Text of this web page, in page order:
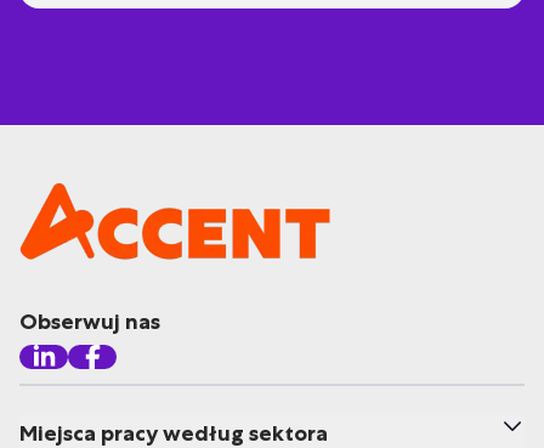
Obserwuj nas
Miejsca pracy według sektora